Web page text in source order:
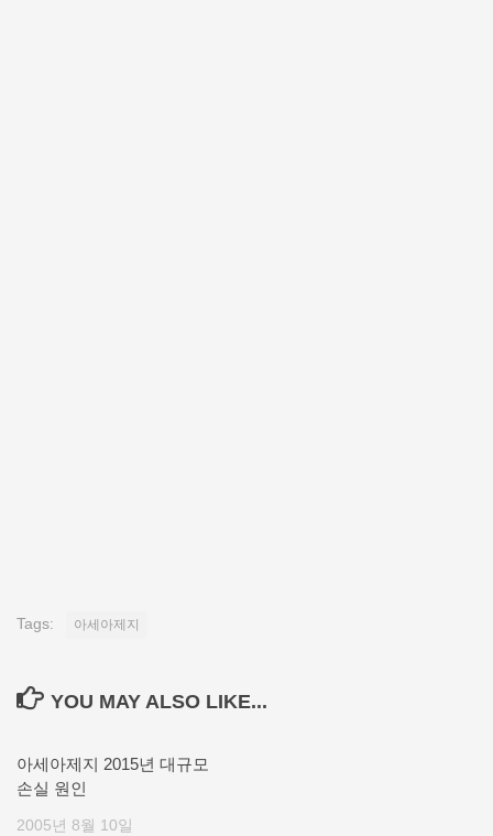
Tags: 아세아제지
YOU MAY ALSO LIKE...
아세아제지 2015년 대규모
손실 원인
2005년 8월 10일